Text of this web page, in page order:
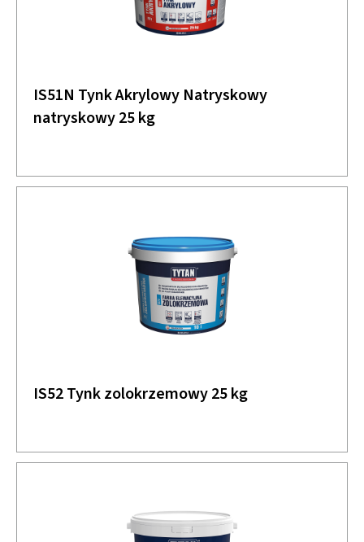
IS51N Tynk Akrylowy Natryskowy
natryskowy 25 kg
IS52 Tynk zolokrzemowy 25 kg